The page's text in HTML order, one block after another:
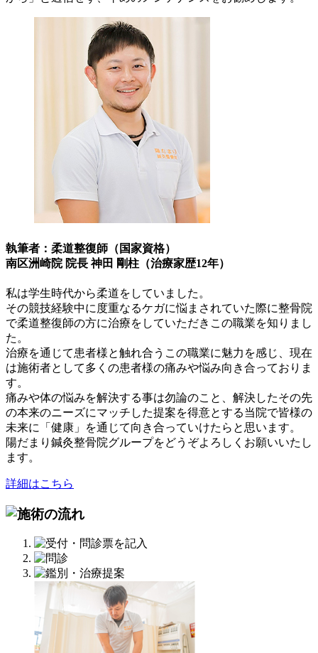
執筆者：柔道整復師（国家資格）
南区洲崎院 院長 神田 剛柱（治療家歴12年）
私は学生時代から柔道をしていました。
その競技経験中に度重なるケガに悩まされていた際に整骨院
で柔道整復師の方に治療をしていただきこの職業を知りまし
た。
治療を通じて患者様と触れ合うこの職業に魅力を感じ、現在
は施術者として多くの患者様の痛みや悩み向き合っておりま
す。
痛みや体の悩みを解決する事は勿論のこと、解決したその先
の本来のニーズにマッチした提案を得意とする当院で皆様の
未来に「健康」を通じて向き合っていけたらと思います。
陽だまり鍼灸整骨院グループをどうぞよろしくお願いいたし
ます。
詳細はこちら